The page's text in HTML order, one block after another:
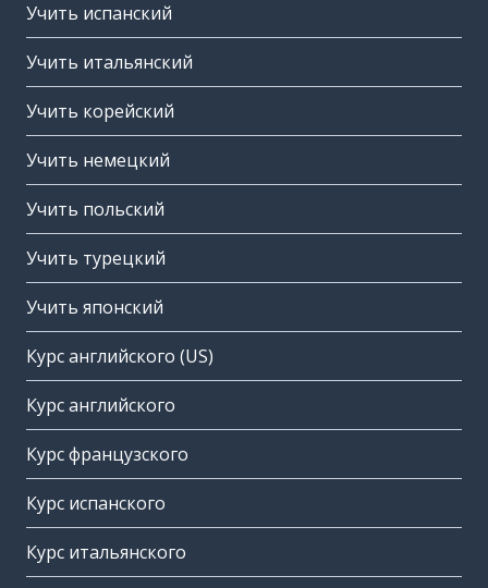
Учить испанский
Учить итальянский
Учить корейский
Учить немецкий
Учить польский
Учить турецкий
Учить японский
Курс английского (US)
Курс английского
Курс французского
Курс испанского
Курс итальянского